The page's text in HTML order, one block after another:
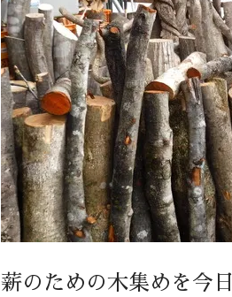
薪のための木集めを今